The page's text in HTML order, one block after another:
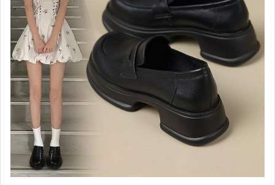
玩具、模型與公仔
男性精品與服飾
女裝與服飾配件
偶像、球員卡與郵幣
手錶與飾品配件
女包精品與女鞋
家電與影音視聽